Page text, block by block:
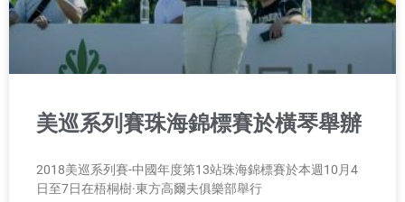
美巡系列賽珠海錦標賽於橫琴舉辦
2018美巡系列賽-中國年度第13站珠海錦標賽於本週10月4
日至7日在梧桐樹·東方高爾夫俱樂部舉行